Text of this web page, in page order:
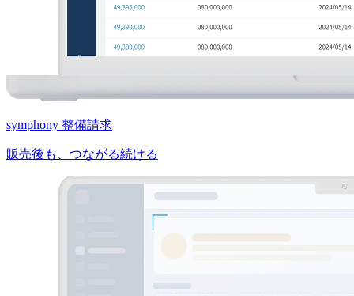
symphony 整備請求
販売後も、つながる続ける